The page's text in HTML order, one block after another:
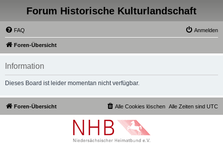
Forum Historische Kulturlandschaft
FAQ Anmelden
Foren-Übersicht
Information
Dieses Board ist leider momentan nicht verfügbar.
Foren-Übersicht Alle Zeiten sind UTC
Alle Cookies löschen